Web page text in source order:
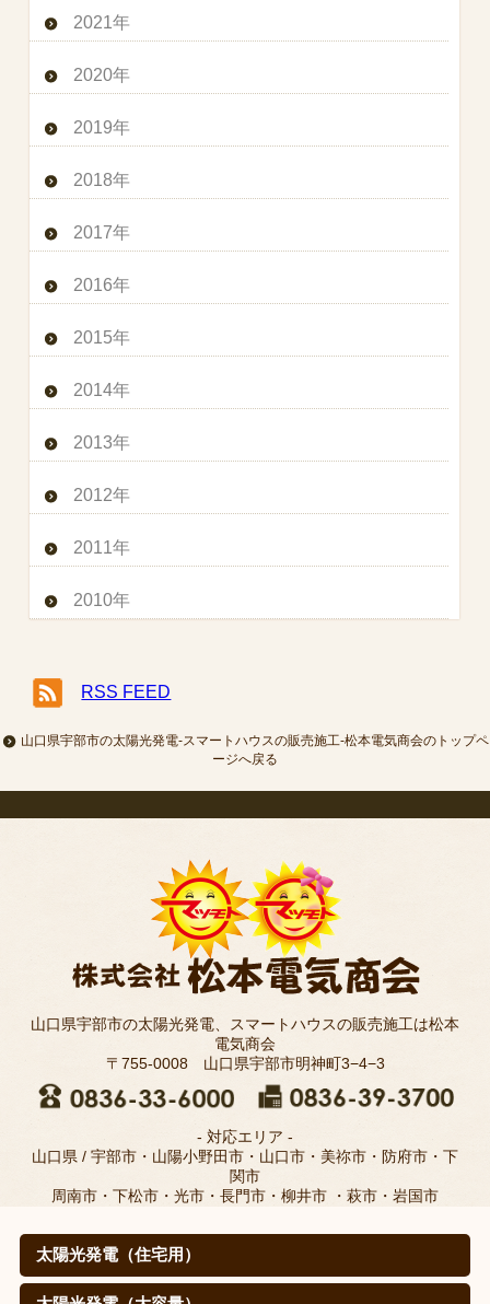
2021年
2020年
2019年
2018年
2017年
2016年
2015年
2014年
2013年
2012年
2011年
2010年
RSS FEED
山口県宇部市の太陽光発電-スマートハウスの販売施工-松本電気商会のトップペ
ージへ戻る
山口県宇部市の太陽光発電、スマートハウスの販売施工は松本
電気商会
〒755-0008 山口県宇部市明神町3−4−3
- 対応エリア -
山口県 / 宇部市・山陽小野田市・山口市・美祢市・防府市・下
関市
周南市・下松市・光市・長門市・柳井市 ・萩市・岩国市
太陽光発電（住宅用）